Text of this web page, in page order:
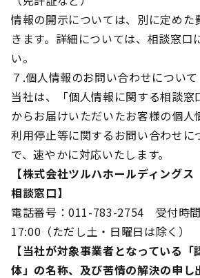
情報の開示については、別に定めた
きます。詳細については、相談窓口
い。
７.個人情報のお問い合わせについて
当社は、「個人情報に関する相談窓
からお届けいただいたお客様の個人
利用停止等に関するお問い合わせに
で、速やかに対応いたします。
【株式会社ツルハホールディング
相談窓口】
電話番号：011-783-2754 受付時
17:00（ただし土・日曜日は除く）
【当社が対象事業者となっている
体」の名称、及び苦情の解決の申し